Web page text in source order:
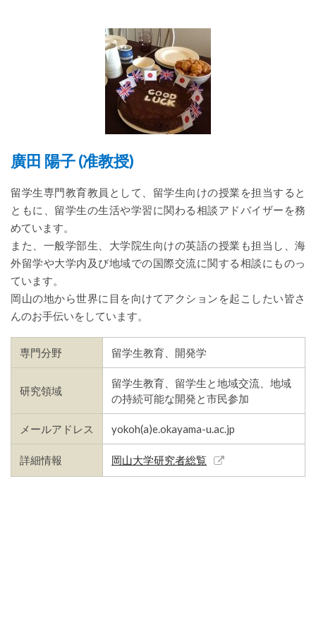
廣田 陽子 (准教授)
留学生専門教育教員として、留学生向けの授業を担当すると
ともに、留学生の生活や学習に関わる相談アドバイザーを務
めています。
また、一般学部生、大学院生向けの英語の授業も担当し、海
外留学や大学内及び地域での国際交流に関する相談にものっ
ています。
岡山の地から世界に目を向けてアクションを起こしたい皆さ
んのお手伝いをしています。
専門分野 留学生教育、開発学
研究領域
留学生教育、留学生と地域交流、地域
の持続可能な開発と市民参加
メールアドレス yokoh(a)e.okayama-u.ac.jp
詳細情報 岡山大学研究者総覧